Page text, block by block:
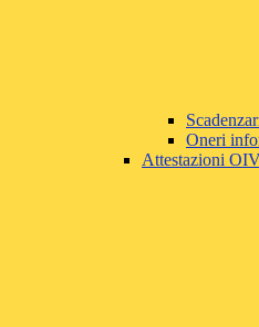
Oneri
Attestazioni